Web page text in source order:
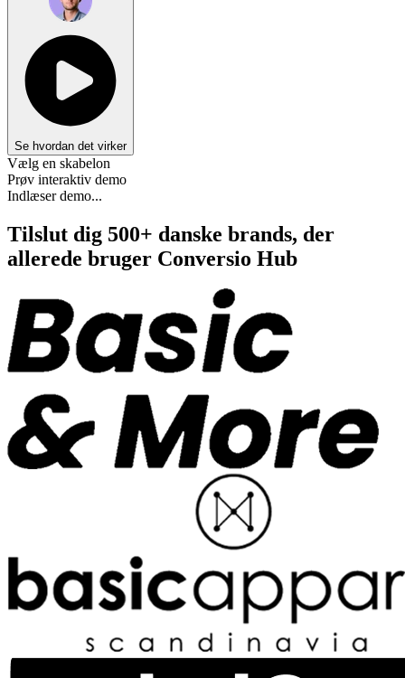
Se hvordan det virker
Vælg en skabelon
Prøv interaktiv demo
Indlæser demo...
Tilslut dig 500+ danske brands, der
allerede bruger Conversio Hub